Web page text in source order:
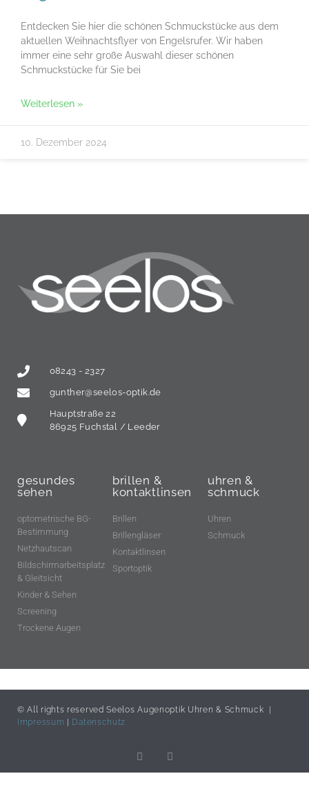
Entdecken Sie hier die schönen Schmuckstücke aus dem
aktuellen Weihnachtsflyer von Engelsrufer. Wir haben
immer eine sehr große Auswahl dieser schönen
Schmuckstücke für Sie bei
Weiterlesen »
10. Dezember 2024
08243 - 2327
gunther@seelos-optik.de
Hauptstraße 22
86925 Fuchstal / Leeder
gesundes
sehen
optometrische BG-
Bestimmung
Netzhautscan
Bildschirmarbeitsplatz
& Gleitsicht
Kinder & Sehen
Screening
Trockene Augen
brillen &
kontaktlinsen
Brillen
Brillengläser
Kontaktlinsen
Sportoptik
uhren &
schmuck
Uhren
Schmuck
© All rights reserved Seelos Augenoptik Uhren & Schmuck |
Impressum
Datenschutz